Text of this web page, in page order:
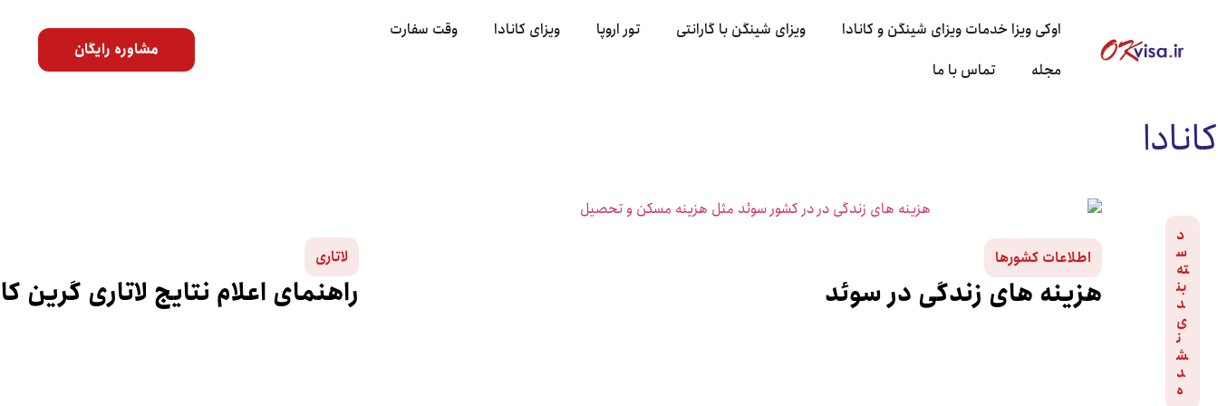
اوکی ویزا خدمات ویزای شینگن و کانادا ویزای شینگن با گارانتی تور اروپا ویزای کانادا
وقت سفارت
مجله
تماس با ما
مشاوره رایگان
کانادا
د
س
ته‌
بن
د
ی
ن
ش
د
ه
اطلاعات کشورها
هزینه های زندگی در سوئد
لاتاری
راهنمای اعلام نتایج لاتاری گرین